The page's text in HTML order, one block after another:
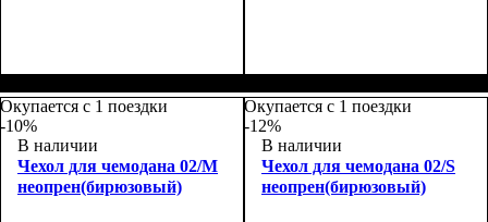
Окупается с 1 поездки
-10%
В наличии
Чехол для чемодана 02/M
неопрен(бирюзовый)
Окупается с 1 поездки
-12%
В наличии
Чехол для чемодана 02/S
неопрен(бирюзовый)